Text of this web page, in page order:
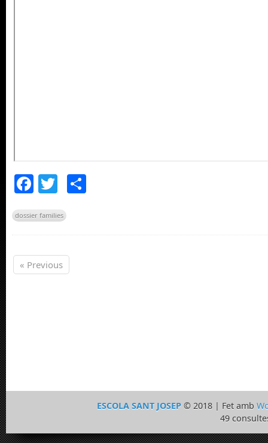
Facebook
Twitter
dossier families
« Previous
ESCOLA SANT JOSEP© 2018 | Fet amb
49